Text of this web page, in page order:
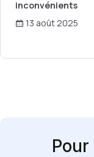
inconvénients
13 août 2025